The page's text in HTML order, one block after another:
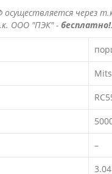
через
ООО "ПЭК" - бесплатно!.
–
3.04